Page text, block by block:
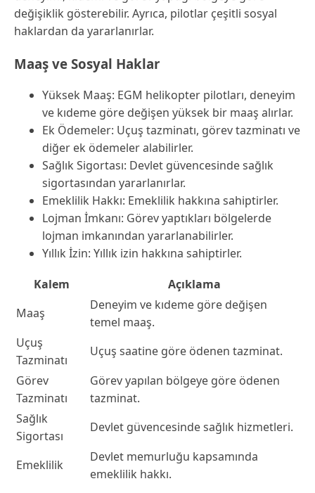
değişiklik gösterebilir. Ayrıca, pilotlar çeşitli sosyal
haklardan da yararlanırlar.
Maaş ve Sosyal Haklar
Yüksek Maaş: EGM helikopter pilotları, deneyim
ve kıdeme göre değişen yüksek bir maaş alırlar.
Ek Ödemeler: Uçuş tazminatı, görev tazminatı ve
diğer ek ödemeler alabilirler.
Sağlık Sigortası: Devlet güvencesinde sağlık
sigortasından yararlanırlar.
Emeklilik Hakkı: Emeklilik hakkına sahiptirler.
Lojman İmkanı: Görev yaptıkları bölgelerde
lojman imkanından yararlanabilirler.
Yıllık İzin: Yıllık izin hakkına sahiptirler.
Kalem
Açıklama
Maaş
Deneyim ve kıdeme göre değişen
temel maaş.
Uçuş
Tazminatı
Uçuş saatine göre ödenen tazminat.
Görev
Tazminatı
Görev yapılan bölgeye göre ödenen
tazminat.
Sağlık
Sigortası
Devlet güvencesinde sağlık hizmetleri.
Emeklilik
Devlet memurluğu kapsamında
emeklilik hakkı.